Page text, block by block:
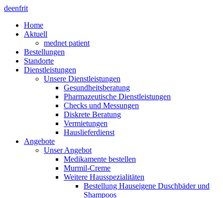
deenfrit
Home
Aktuell
mednet patient
Bestellungen
Standorte
Dienstleistungen
Unsere Dienstleistungen
Gesundheitsberatung
Pharmazeutische Dienstleistungen
Checks und Messungen
Diskrete Beratung
Vermietungen
Hauslieferdienst
Angebote
Unser Angebot
Medikamente bestellen
Murmil-Creme
Weitere Hausspezialitäten
Bestellung Hauseigene Duschbäder und
Shampoos